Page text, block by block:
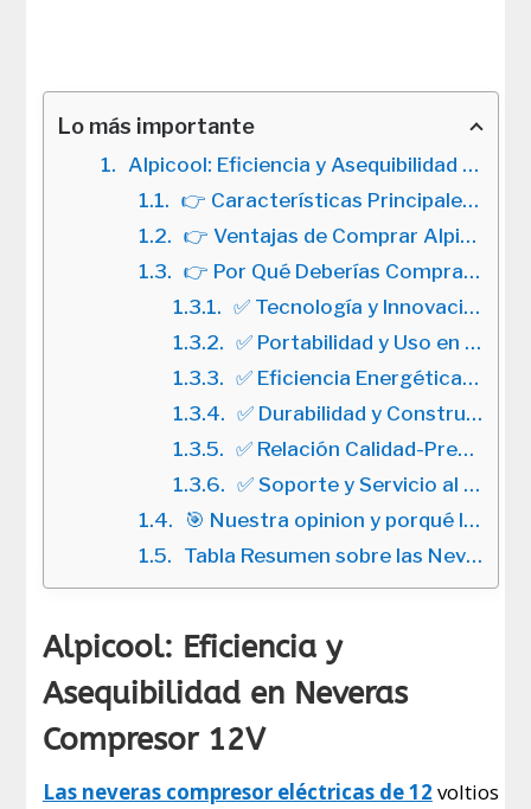
Lo más importante
Alpicool: Eficiencia y Asequibilidad en Neveras Compresor 12V
👉 Características Principales de las Alpicool
👉 Ventajas de Comprar Alpicool
👉 Por Qué Deberías Comprar una Nevera Alpicool
✅ Tecnología y Innovación en Alpicool:
✅ Portabilidad y Uso en Diversas Situaciones:
✅ Eficiencia Energética y Protección de la Batería:
✅ Durabilidad y Construcción:
✅ Relación Calidad-Precio:
✅ Soporte y Servicio al Cliente:
🎯 Nuestra opinion y porqué la escogimos ❗
Tabla Resumen sobre las Neveras Alpicool camper
Alpicool: Eficiencia y
Asequibilidad en Neveras
Compresor 12V
Las neveras compresor eléctricas de 12 voltios